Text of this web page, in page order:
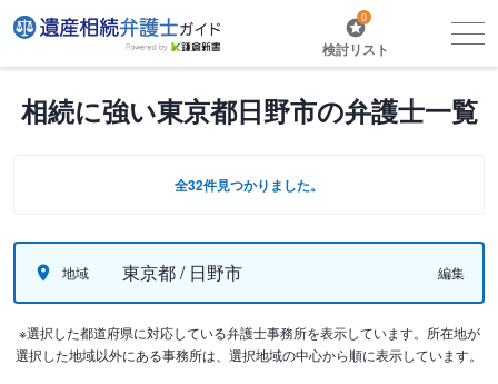
0
検討リスト
相続に強い東京都日野市の弁護士一覧
全32件見つかりました。
地域 東京都 / 日野市 編集
※選択した都道府県に対応している弁護士事務所を表示しています。所在地が
選択した地域以外にある事務所は、選択地域の中心から順に表示しています。